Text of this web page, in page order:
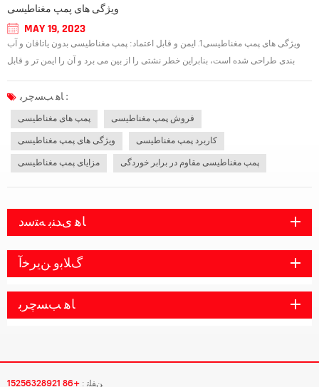
ویژگی های پمپ مغناطیسی
MAY 19, 2023
ویژگی های پمپ مغناطیسی1. ایمن و قابل اعتماد: پمپ مغناطیسی بدون یاتاقان و آب
بندی طراحی شده است، بنابراین خطر نشتی را از بین می برد و آن را ایمن تر و قابل
ﺎﻫ ﺐﺴﭼﺮﺑ :
پمپ های مغناطیسی فروش پمپ مغناطیسی
ویژگی های پمپ مغناطیسی کاربرد پمپ مغناطیسی
مزایای پمپ مغناطیسی پمپ مغناطیسی مقاوم در برابر خوردگی
ﺎﻫ ﯼﺪﻨﺑ ﻪﺘﺳﺩ
ﮒﻼ ﺑﻭ ﻦﯾﺮﺧﺁ
ﺎﻫ ﺐﺴﭼﺮﺑ
ﻦﻔﻠﺗ : +86 15256328921